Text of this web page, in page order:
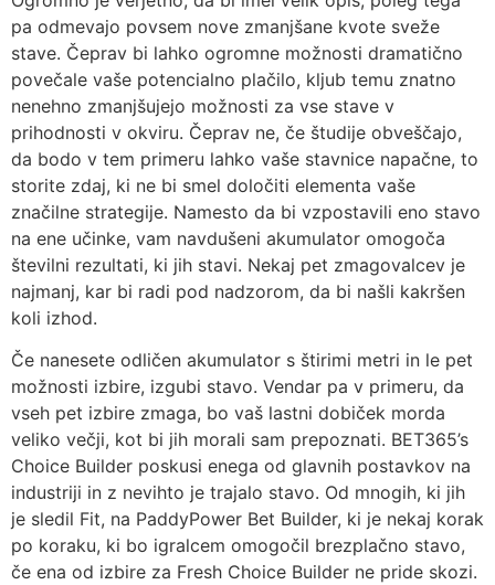
pa odmevajo povsem nove zmanjšane kvote sveže
stave. Čeprav bi lahko ogromne možnosti dramatično
povečale vaše potencialno plačilo, kljub temu znatno
nenehno zmanjšujejo možnosti za vse stave v
prihodnosti v okviru. Čeprav ne, če študije obveščajo,
da bodo v tem primeru lahko vaše stavnice napačne, to
storite zdaj, ki ne bi smel določiti elementa vaše
značilne strategije. Namesto da bi vzpostavili eno stavo
na ene učinke, vam navdušeni akumulator omogoča
številni rezultati, ki jih stavi. Nekaj ​​pet zmagovalcev je
najmanj, kar bi radi pod nadzorom, da bi našli kakršen
koli izhod.
Če nanesete odličen akumulator s štirimi metri in le pet
možnosti izbire, izgubi stavo. Vendar pa v primeru, da
vseh pet izbire zmaga, bo vaš lastni dobiček morda
veliko večji, kot bi jih morali sam prepoznati. BET365’s
Choice Builder poskusi enega od glavnih postavkov na
industriji in z nevihto je trajalo stavo. Od mnogih, ki jih
je sledil Fit, na PaddyPower Bet Builder, ki je nekaj korak
po koraku, ki bo igralcem omogočil brezplačno stavo,
če ena od izbire za Fresh Choice Builder ne pride skozi.